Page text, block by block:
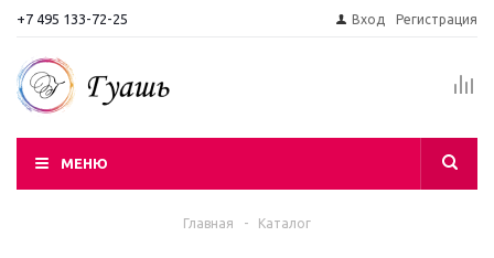
+7 495 133-72-25 Вход Регистрация
МЕНЮ
Главная - Каталог